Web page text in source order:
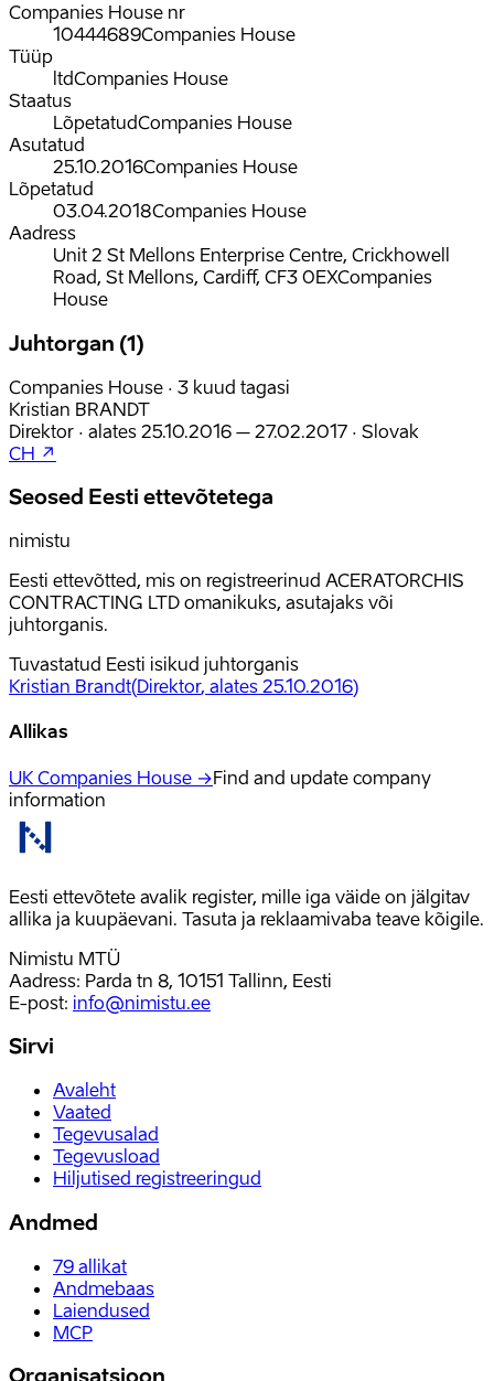
Companies House nr
10444689Companies House
Tüüp
ltdCompanies House
Staatus
LõpetatudCompanies House
Asutatud
25.10.2016Companies House
Lõpetatud
03.04.2018Companies House
Aadress
Unit 2 St Mellons Enterprise Centre, Crickhowell
Road, St Mellons, Cardiff, CF3 0EXCompanies
House
Juhtorgan (1)
Companies House · 3 kuud tagasi
Kristian BRANDT
Direktor · alates 25.10.2016 – 27.02.2017 · Slovak
CH ↗
Seosed Eesti ettevõtetega
nimistu
Eesti ettevõtted, mis on registreerinud ACERATORCHIS
CONTRACTING LTD omanikuks, asutajaks või
juhtorganis.
Tuvastatud Eesti isikud juhtorganis
Kristian Brandt(Direktor, alates 25.10.2016)
Allikas
UK Companies House →Find and update company
information
Eesti ettevõtete avalik register, mille iga väide on jälgitav
allika ja kuupäevani. Tasuta ja reklaamivaba teave kõigile.
Nimistu MTÜ
Aadress: Parda tn 8, 10151 Tallinn, Eesti
E-post: info@nimistu.ee
Sirvi
Avaleht
Vaated
Tegevusalad
Tegevusload
Hiljutised registreeringud
Andmed
79 allikat
Andmebaas
Laiendused
MCP
Organisatsioon